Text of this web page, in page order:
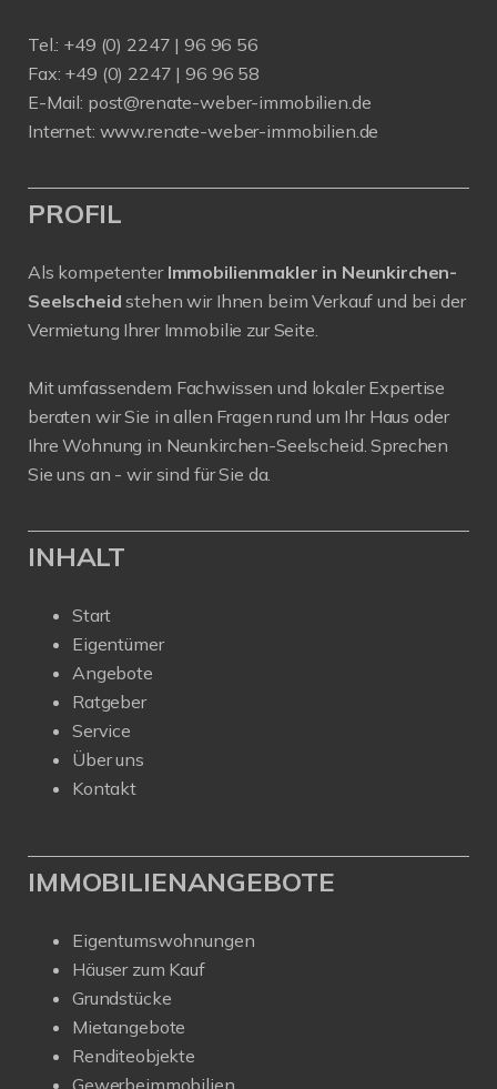
Tel.: +49 (0) 2247 | 96 96 56
Fax: +49 (0) 2247 | 96 96 58
E-Mail: post@renate-weber-immobilien.de
Internet: www.renate-weber-immobilien.de
PROFIL
Als kompetenter Immobilienmakler in Neunkirchen-
Seelscheidstehen wir Ihnen beim Verkauf und bei der
Vermietung Ihrer Immobilie zur Seite.
Mit umfassendem Fachwissen und lokaler Expertise
beraten wir Sie in allen Fragen rund um Ihr Haus oder
Ihre Wohnung in Neunkirchen-Seelscheid. Sprechen
Sie uns an - wir sind für Sie da.
INHALT
Start
Eigentümer
Angebote
Ratgeber
Service
Über uns
Kontakt
IMMOBILIENANGEBOTE
Eigentumswohnungen
Häuser zum Kauf
Grundstücke
Mietangebote
Renditeobjekte
Gewerbeimmobilien